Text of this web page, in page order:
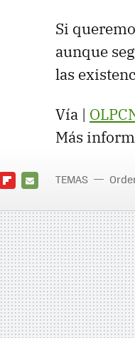
Si
aunque
las
Vía |
Más
MAIL
TEMAS